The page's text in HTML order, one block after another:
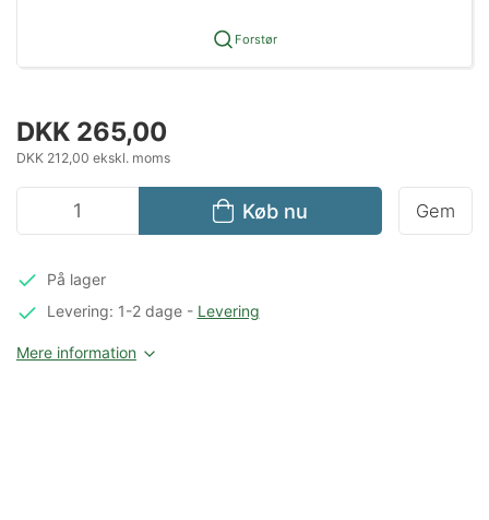
Forstør
DKK 265,00
DKK 212,00 ekskl. moms
Køb nu Gem
På lager
Levering: 1-2 dage- Levering
Mere information